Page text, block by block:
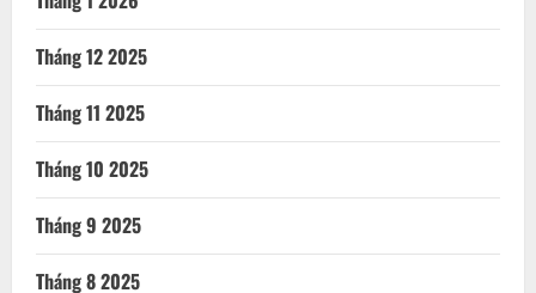
Tháng 7 2025
Tháng 6 2025
Tháng 5 2025
Tháng 4 2025
Tháng 3 2025